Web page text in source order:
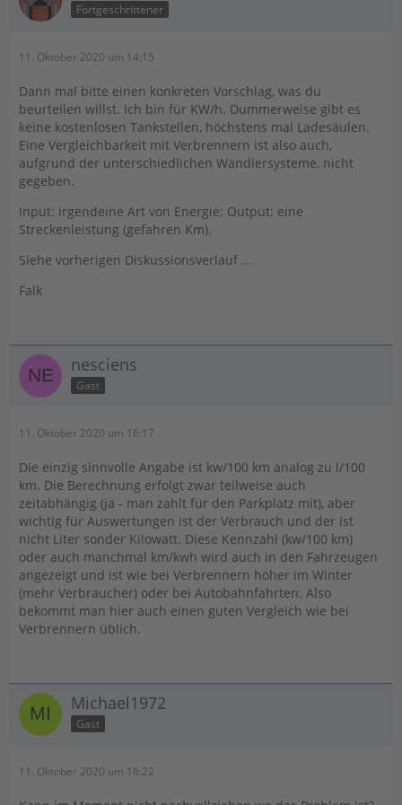
Fortgeschrittener
11. Oktober 2020 um 14:15
Dann mal bitte einen konkreten Vorschlag, was du
beurteilen willst. Ich bin für KW/h. Dummerweise gibt es
keine kostenlosen Tankstellen, höchstens mal Ladesäulen.
Eine Vergleichbarkeit mit Verbrennern ist also auch,
aufgrund der unterschiedlichen Wandlersysteme, nicht
gegeben.
Input: irgendeine Art von Energie; Output: eine
Streckenleistung (gefahren Km).
Siehe vorherigen Diskussionsverlauf ...
Falk
nesciens
Gast
11. Oktober 2020 um 16:17
Die einzig sinnvolle Angabe ist kw/100 km analog zu l/100
km. Die Berechnung erfolgt zwar teilweise auch
zeitabhängig (ja - man zahlt für den Parkplatz mit), aber
wichtig für Auswertungen ist der Verbrauch und der ist
nicht Liter sonder Kilowatt. Diese Kennzahl (kw/100 km)
oder auch manchmal km/kwh wird auch in den Fahrzeugen
angezeigt und ist wie bei Verbrennern höher im Winter
(mehr Verbraucher) oder bei Autobahnfahrten. Also
bekommt man hier auch einen guten Vergleich wie bei
Verbrennern üblich.
Michael1972
Gast
11. Oktober 2020 um 16:22